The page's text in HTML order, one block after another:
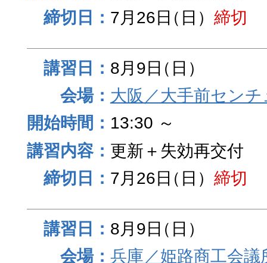
7月26日（日） 締切
8月9日（日）
大阪／大手前セン
13:30 ～
更新＋失効再交付
7月26日（日） 締切
8月9日（日）
兵庫／姫路商工会議